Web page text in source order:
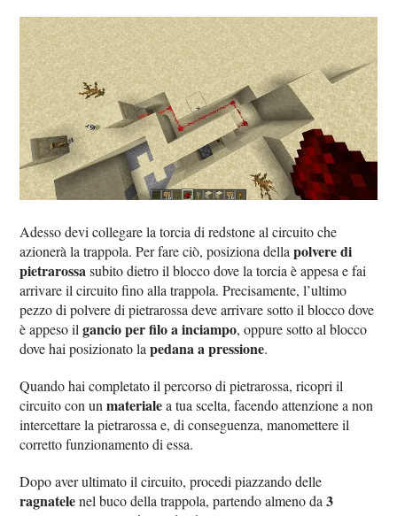
Adesso devi collegare la torcia di redstone al circuito che
azionerà la trappola. Per fare ciò, posiziona dellapolvere di
pietrarossasubito dietro il blocco dove la torcia è appesa e fai
arrivare il circuito fino alla trappola. Precisamente, l’ultimo
pezzo di polvere di pietrarossa deve arrivare sotto il blocco dove
è appeso ilgancio per filo a inciampo, oppure sotto al blocco
dove hai posizionato lapedana a pressione.
Quando hai completato il percorso di pietrarossa, ricopri il
circuito con unmaterialea tua scelta, facendo attenzione a non
intercettare la pietrarossa e, di conseguenza, manomettere il
corretto funzionamento di essa.
Dopo aver ultimato il circuito, procedi piazzando delle
ragnatelenel buco della trappola, partendo almeno da3